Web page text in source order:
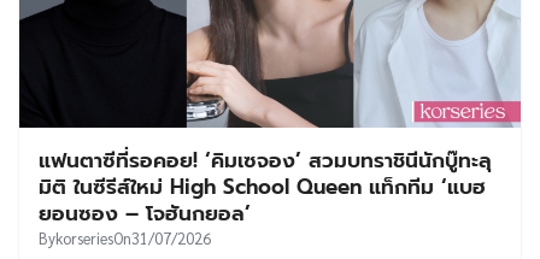
แฟนตาซีที่รอคอย! ‘คิมเซจอง’ สวมบทราชินีนักบู๊ทะลุ
มิติ ในซีรีส์ใหม่ High School Queen แท็กทีม ‘แบฮ
ยอนซอง – โจฮันกยอล’
BykorseriesOn31/07/2026